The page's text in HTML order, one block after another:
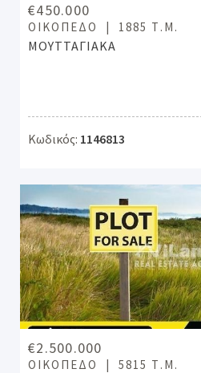
€450.000
ΟΙΚΌΠΕΔΟ 1885 Τ.Μ.
ΜΟΥΤΤΑΓΙΑΚΑ
Κωδικός: 1146813
€2.500.000
ΟΙΚΌΠΕΔΟ 5815 Τ.Μ.